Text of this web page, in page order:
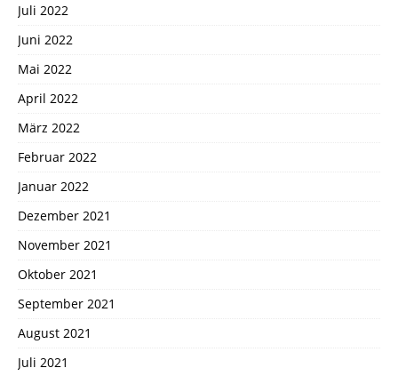
Juli 2022
Juni 2022
Mai 2022
April 2022
März 2022
Februar 2022
Januar 2022
Dezember 2021
November 2021
Oktober 2021
September 2021
August 2021
Juli 2021